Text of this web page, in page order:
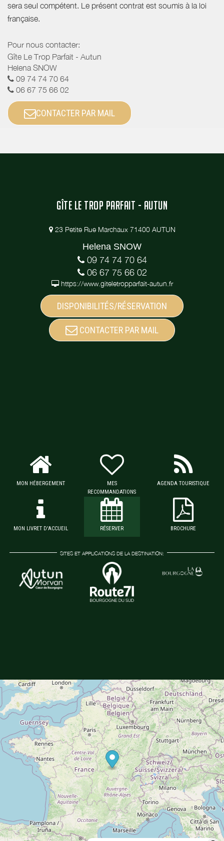
sera seul compétent. Le présent contrat est soumis à la loi
française.
Pour nous contacter:
Gîte Le Trop Parfait - Autun
Helena SNOW
09 74 74 70 64
06 67 75 66 02
CONTACTER PAR MAIL
GÎTE LE TROP PARFAIT - AUTUN
23 Petite Rue Marchaux 71400 AUTUN
Helena SNOW
09 74 74 70 64
06 67 75 66 02
https://www.giteletropparfait-autun.fr
DISPONIBILITÉS/RÉSERVATION
CONTACTER PAR MAIL
MON HÉBERGEMENT
MES
RECOMMANDATIONS
AGENDA TOURISTIQUE
MON LIVRET D'ACCUEIL RÉSERVER BROCHURE
SITES ET APPLICATIONS DE LA DESTINATION: